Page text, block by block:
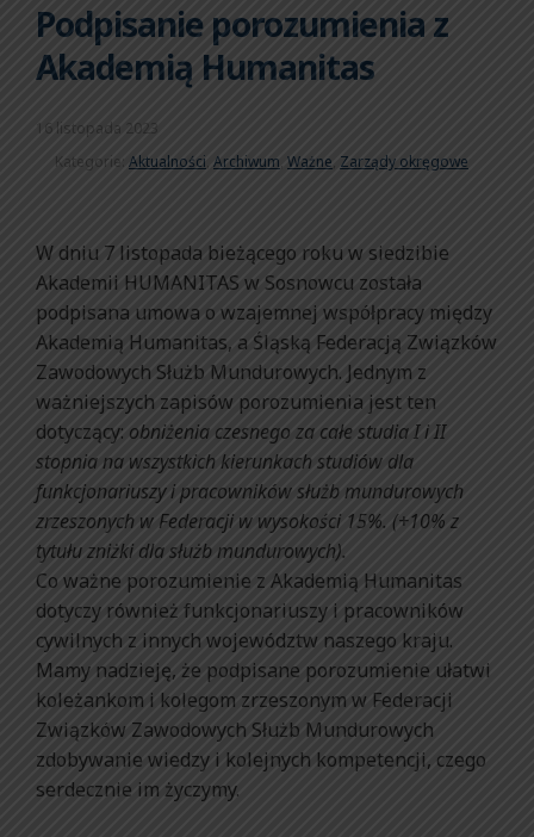
Podpisanie porozumienia z
Akademią Humanitas
16 listopada 2023
Kategorie: Aktualności, Archiwum Ważne, Zarządy okręgowe
W dniu 7 listopada bieżącego roku w siedzibie
Akademii HUMANITAS w Sosnowcu została
podpisana umowa o wzajemnej współpracy między
Akademią Humanitas, a Śląską Federacją Związków
Zawodowych Służb Mundurowych. Jednym z
ważniejszych zapisów porozumienia jest ten
dotyczący: obniżenia czesnego za całe studia I i II
stopnia na wszystkich kierunkach studiów dla
funkcjonariuszyi pracowników służb mundurowych
zrzeszonych w Federacji w wysokości 15%. (+10% z
tytułu zniżki dla służb mundurowych).
Co ważne porozumienie z Akademią Humanitas
dotyczy również funkcjonariuszy i pracowników
cywilnych z innych województw naszego kraju.
Mamy nadzieję, że podpisane porozumienie ułatwi
koleżankom i kolegom zrzeszonym w Federacji
Związków Zawodowych Służb Mundurowych
zdobywanie wiedzy i kolejnych kompetencji, czego
serdecznie im życzymy.